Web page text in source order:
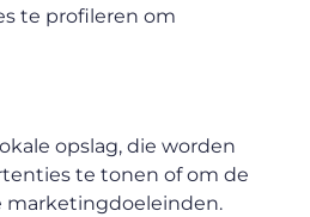
te profileren om
opslag, die worden
te tonen of om de
marketingdoeleinden.